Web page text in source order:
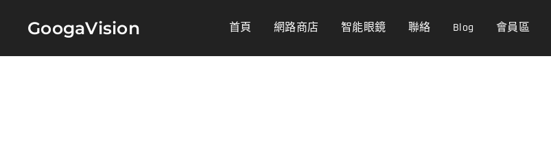
GoogaVision 首頁 網路商店 智能眼鏡 聯絡 Blog 會員區